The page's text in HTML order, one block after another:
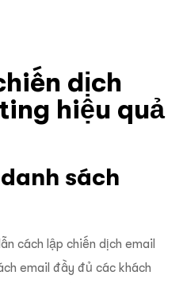
dịch
hiệu quả
sách
cách lập chiến dịch email
email đầy đủ các khách